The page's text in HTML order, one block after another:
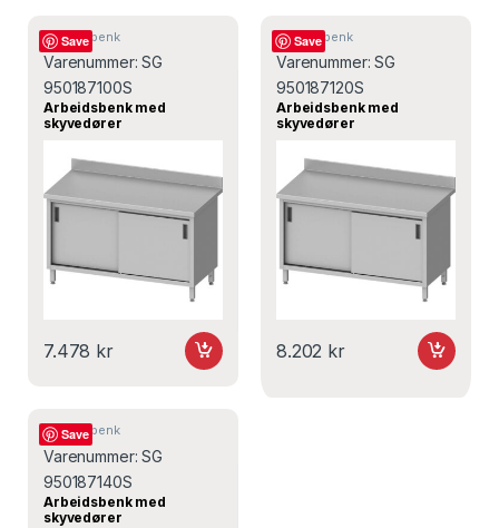
Save
Arbeidsbenk
Varenummer:SG
950187100S
Arbeidsbenk med
skyvedører
950187100S – Stalgast
7.478 kr
Save
Arbeidsbenk
Varenummer:SG
950187120S
Arbeidsbenk med
skyvedører
Stalgast
8.202 kr
Save
Arbeidsbenk
Varenummer:SG
950187140S
Arbeidsbenk med
skyvedører